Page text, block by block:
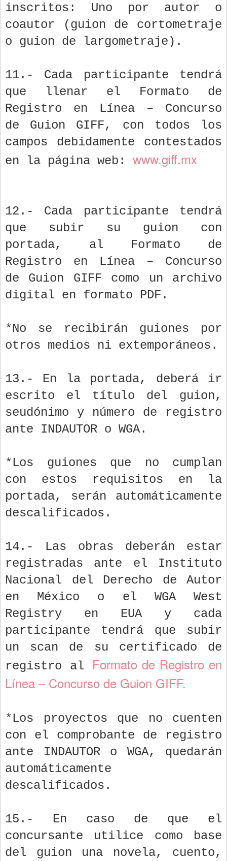
inscritos: Uno por autor o
coautor (guion de cortometraje
o guion de largometraje).
11.- Cada participante tendrá
que llenar el Formato de
Registro en Línea – Concurso
de Guion GIFF, con todos los
campos debidamente contestados
en la página web: www.giff.mx
12.- Cada participante tendrá
que subir su guion con
portada, al Formato de
Registro en Línea – Concurso
de Guion GIFF como un archivo
digital en formato PDF.
*No se recibirán guiones por
otros medios ni extemporáneos.
13.- En la portada, deberá ir
escrito el título del guion,
seudónimo y número de registro
ante INDAUTOR o WGA.
*Los guiones que no cumplan
con estos requisitos en la
portada, serán automáticamente
descalificados.
14.- Las obras deberán estar
registradas ante el Instituto
Nacional del Derecho de Autor
en México o el WGA West
Registry en EUA y cada
participante tendrá que subir
un scan de su certificado de
registro al Formato de Registro en
Línea – Concurso de Guion GIFF.
*Los proyectos que no cuenten
con el comprobante de registro
ante INDAUTOR o WGA, quedarán
automáticamente
descalificados.
15.- En caso de que el
concursante utilice como base
del guion una novela, cuento,